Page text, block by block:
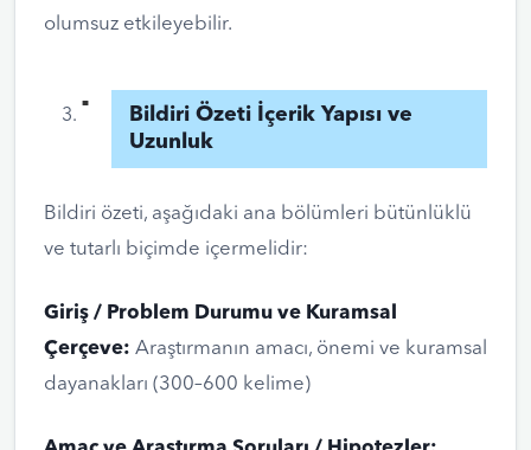
olumsuz etkileyebilir.
Bildiri Özeti İçerik Yapısı ve
Uzunluk
Bildiri özeti, aşağıdaki ana bölümleri bütünlüklü
ve tutarlı biçimde içermelidir:
Giriş / Problem Durumu ve Kuramsal
Çerçeve: Araştırmanın amacı, önemi ve kuramsal
dayanakları (300–600 kelime)